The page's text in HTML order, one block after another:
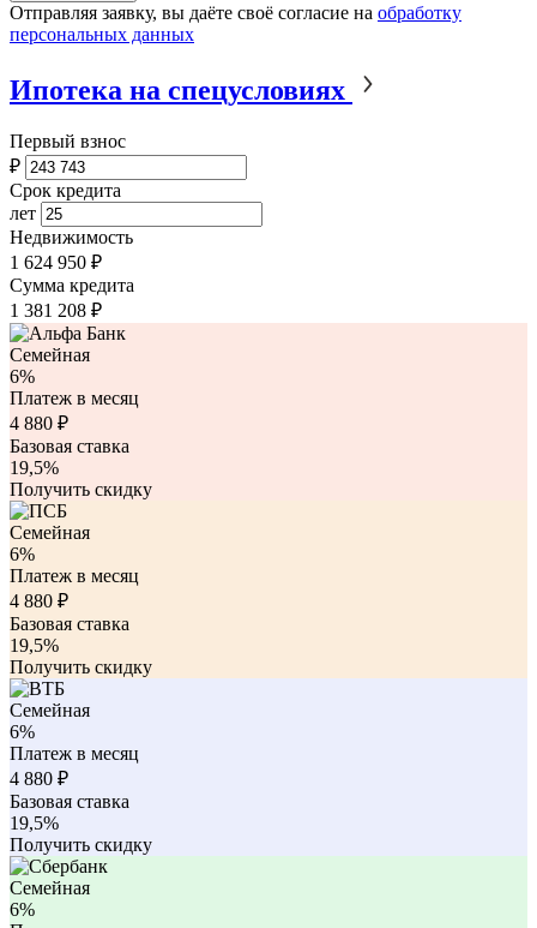
Отправляя заявку, вы даёте своё согласие на обработку
персональных данных
Ипотека на спецусловиях
Первый взнос
₽
Срок кредита
лет
Недвижимость
1 624 950 ₽
Сумма кредита
1 381 208 ₽
Семейная
6%
Платеж в месяц
4 880 ₽
Базовая ставка
19,5%
Получить скидку
Семейная
6%
Платеж в месяц
4 880 ₽
Базовая ставка
19,5%
Получить скидку
Семейная
6%
Платеж в месяц
4 880 ₽
Базовая ставка
19,5%
Получить скидку
Семейная
6%